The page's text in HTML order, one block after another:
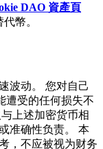
DAO 資產頁
幣。
波动。 您对自己
遭受的任何损失不
上述加密货币相
准确性负责。 本
，不应被视为财务